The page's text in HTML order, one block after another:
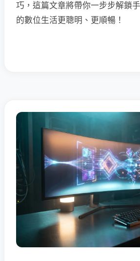
巧，這篇文章將帶你一步步解鎖
的數位生活更聰明、更順暢！